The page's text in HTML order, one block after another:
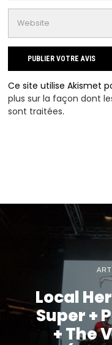
Ce site utilise Akismet
plus sur la façon dont
sont traitées.
Local
Super +
+ The